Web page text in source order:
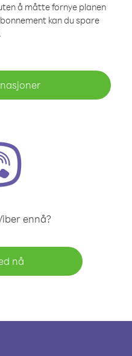
å måtte fornye planen
kan du spare
ennå?
nå